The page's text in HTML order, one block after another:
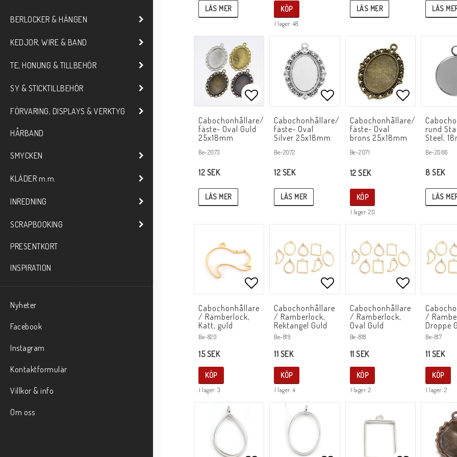
BERLOCKER & HÄNGEN
KEDJOR, WIRE & BAND
TE, HONUNG & TILLBEHÖR
SY & STICKTILLBEHÖR
FÖRVARING, DISPLAYS & VERKTYG
HÅRBAND
SMYCKEN
KLÄDER m.m.
INREDNING
SCRAPBOOKING
PRESENTKORT
INSPIRATION
Nyheter
Facebook
Instagram
Kontaktformulär
Villkor & info
Om oss
LÄS MER
I lager: 48
KÖP LÄS MER LÄS
Lägg till i favoritlistan
Cabochonhållare/
fäste- Oval Guld
25x18mm
Be-2073
12 SEK
LÄS MER
Lägg till i favoritlistan
Cabochonhållare/
fäste- Oval
Silver 25x18mm
Be-2072
12 SEK
LÄS MER
Lägg till i
Cabochonhållare/
fäste- Oval
brons 25x18mm
Be-2071
12 SEK
I lager: 20
KÖP
rund
Steel,
Be-2066
8 SEK
LÄS
Lägg till i favoritlistan
Cabochonhållare
/ Ramberlock,
Katt, guld
Be-820
15 SEK
I lager: 3
KÖP
Lägg till i favoritlistan
Cabochonhållare
/ Ramberlock,
Rektangel Guld
Be-819
11 SEK
I lager: 4
KÖP
Lägg till i
Cabochonhållare
/ Ramberlock,
Oval Guld
Be-818
11 SEK
I lager: 2
KÖP
/
Droppe
Be-817
11 SEK
I lager: 2
KÖP